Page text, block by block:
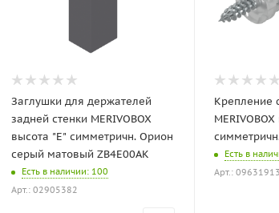
Заглушки для держателей
задней стенки MERIVOBOX
высота "E" симметричн. Орион
серый матовый ZB4E00AK
Есть в наличии: 100
Арт.: 02905382
Крепление
Есть в
Арт.: 09631913